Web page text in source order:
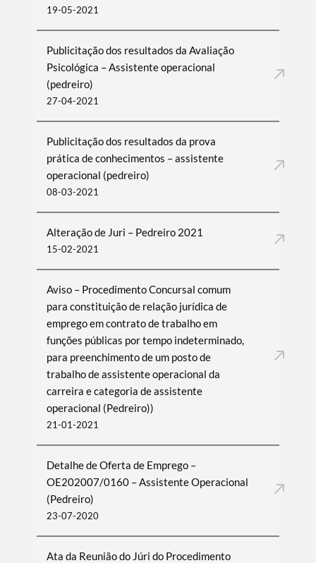
19-05-2021
Publicitação dos resultados da Avaliação
Psicológica – Assistente operacional
(pedreiro)
27-04-2021
Publicitação dos resultados da prova
prática de conhecimentos – assistente
operacional (pedreiro)
08-03-2021
Alteração de Juri – Pedreiro 2021
15-02-2021
Aviso – Procedimento Concursal comum
para constituição de relação jurídica de
emprego em contrato de trabalho em
funções públicas por tempo indeterminado,
para preenchimento de um posto de
trabalho de assistente operacional da
carreira e categoria de assistente
operacional (Pedreiro))
21-01-2021
Detalhe de Oferta de Emprego –
OE202007/0160 – Assistente Operacional
(Pedreiro)
23-07-2020
Ata da Reunião do Júri do Procedimento